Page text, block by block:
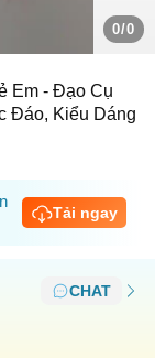
0/0
Em - Đạo Cụ
Đáo, Kiểu Dáng
Tải ngay
CHAT